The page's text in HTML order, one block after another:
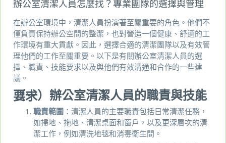
辦公室清潔人員怎麼找？專業團隊的選擇與管理
在辦公室環境中，清潔人員扮演著至關重要的角色。他們不
僅負責保持辦公空間的整潔，也對營造一個健康、舒適的工
作環境有重大貢獻。因此，選擇合適的清潔團隊以及有效管
理他們的工作至關重要。以下是有關辦公室清潔人員的選
擇、職責、技能要求以及與他們有效溝通和合作的一些建
議。
（一）辦公室清潔人員的職責與技能要求
職責範圍 ：清潔人員的主要職責包括日常清潔任務，
如掃地、拖地、清潔桌面和窗戶，以及更深層次的清
潔工作，例如清洗地毯和消毒衛生間。